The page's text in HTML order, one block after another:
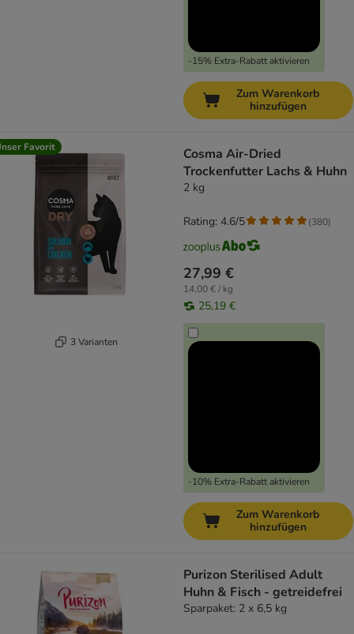
-15% Extra-Rabatt aktivieren
Zum Warenkorb
hinzufügen
Favorit
3 Varianten
Cosma Air-Dried
Trockenfutter Lachs & Huhn
2 kg
27,99 €
14,00 € / kg
25,19 €
-10% Extra-Rabatt aktivieren
Rating: 4.6/5 (380)
Zum Warenkorb
hinzufügen
Purizon Sterilised Adult
Huhn & Fisch - getreidefrei
Sparpaket: 2 x 6,5 kg